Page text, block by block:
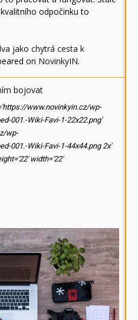
odpočinku to
jako chytrá cesta k
on NovinkyIN.
bojovat
www.novinkyin.cz/wp-
001.-Wiki-Favi-1-22x22.png'
wp-
001.-Wiki-Favi-1-44x44.png 2x'
width='22'